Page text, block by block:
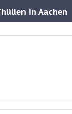
in Aachen